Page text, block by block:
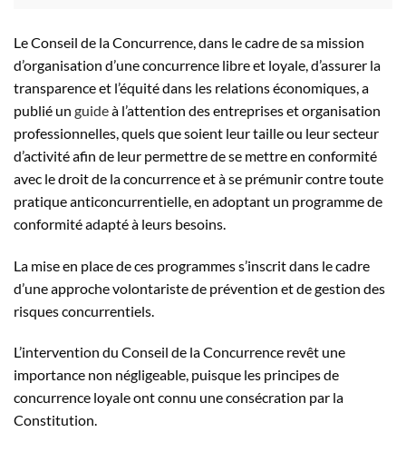
Le Conseil de la Concurrence, dans le cadre de sa mission
d’organisation d’une concurrence libre et loyale, d’assurer la
transparence et l’équité dans les relations économiques, a
publié un guideà l’attention des entreprises et organisation
professionnelles, quels que soient leur taille ou leur secteur
d’activité afin de leur permettre de se mettre en conformité
avec le droit de la concurrence et à se prémunir contre toute
pratique anticoncurrentielle, en adoptant un programme de
conformité adapté à leurs besoins.
La mise en place de ces programmes s’inscrit dans le cadre
d’une approche volontariste de prévention et de gestion des
risques concurrentiels.
L’intervention du Conseil de la Concurrence revêt une
importance non négligeable, puisque les principes de
concurrence loyale ont connu une consécration par la
Constitution.